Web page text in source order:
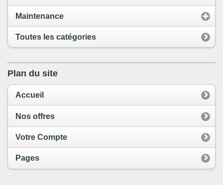
Maintenance
Toutes les catégories
Plan du site
Accueil
Nos offres
Votre Compte
Pages